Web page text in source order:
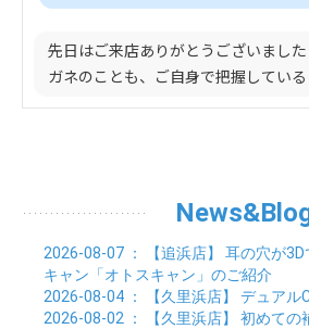
先日はご来店ありがとうございまし
ガネのことも、ご自身で把握してい
2026-08-07 ： 【追浜店】 耳の穴が3D
キャン「オトスキャン」のご紹介
2026-08-04 ： 【久里浜店】 デュアル
2026-08-02 ： 【久里浜店】 初めての